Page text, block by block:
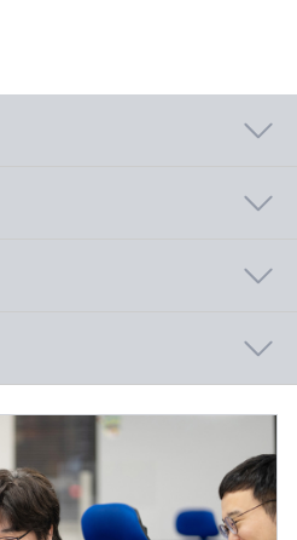
ステムからパッケージへのシ
質設計の問い合わせ・調査対
SSD障害対応およびハード障
プリのコーディング、手順書の
）
により決定
代は別途全額支給します）
は3万円）